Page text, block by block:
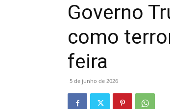
Governo
como
feira
5 de junho de 2026